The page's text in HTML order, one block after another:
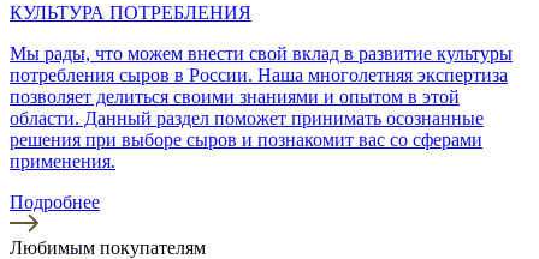
КУЛЬТУРА ПОТРЕБЛЕНИЯ
Мы рады, что можем внести свой вклад в развитие культуры
потребления сыров в России. Наша многолетняя экспертиза
позволяет делиться своими знаниями и опытом в этой
области. Данный раздел поможет принимать осознанные
решения при выборе сыров и познакомит вас со сферами
применения.
Подробнее
Любимым покупателям